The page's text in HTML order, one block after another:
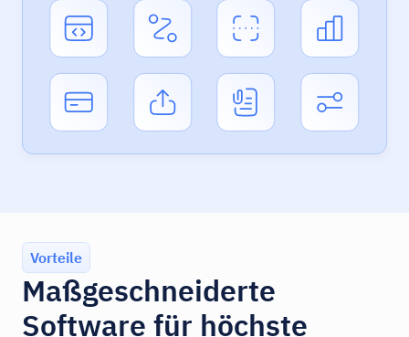
Vorteile
Maßgeschneiderte
Software für höchste